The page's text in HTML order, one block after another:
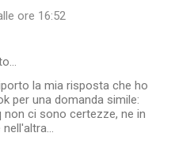
ore 16:52
la mia risposta che ho
per una domanda simile:
non ci sono certezze, ne in